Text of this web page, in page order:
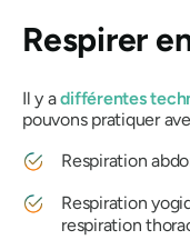
Respirer
Il y adifférentes
pouvons pratiquer
Respiration
Respiration
respiration